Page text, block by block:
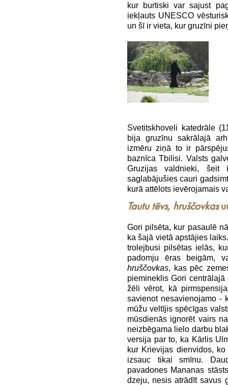
kur burtiski var sajust
iekļauts UNESCO
un šī ir vieta, kur gruzīni
Svetitskhoveli katedrāle
bija gruzīnu sakrālajā
izmēru ziņā to ir
baznīca Tbilisi. Valsts
Gruzijas valdnieki, šeit
saglabājušies cauri
kurā attēlots ievērojamais
Tautu tēvs, hruščovkas
Gori pilsēta, kur pasaulē
ka šajā vietā apstājies
trolejbusi pilsētas ielās,
padomju ēras beigām,
hruščovkas, kas pēc
piemineklis Gori
žēli vērot, kā
savienot nesavienojamo -
mūžu veltījis spēcīgas
mūsdienās ignorēt vairs
neizbēgama lielo darbu
versija par to, ka Kārlis
kur Krievijas dienvidos,
izsauc tikai smīnu.
pavadones Mananas
dzeju, nesis atrādīt savus